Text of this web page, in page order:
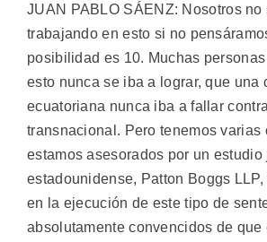
JUAN PABLO SÁENZ: Nosotros no
trabajando en esto si no
posibilidad es 10. Muchas
esto nunca se iba a lograr, que una
ecuatoriana nunca iba a fallar
transnacional. Pero tenemos varias
estamos asesorados por un estudio
estadounidense, Patton Boggs
en la ejecución de este tipo de
absolutamente convencidos de que